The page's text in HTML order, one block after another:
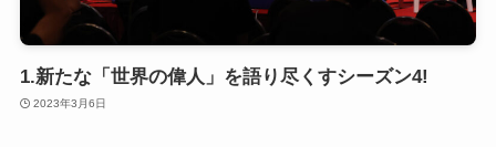
1.新たな「世界の偉人」を語り尽くすシーズン4!
2023年3月6日